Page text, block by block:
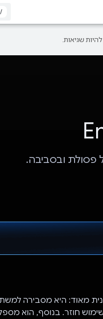
/
מאוד: היא מסבירה
חוזר. בנוסף, הוא